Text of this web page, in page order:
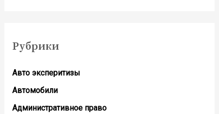
Рубрики
Авто эксперитизы
Автомобили
Административное право